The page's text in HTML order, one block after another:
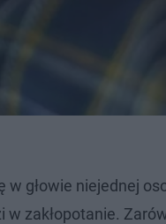
głowie niejednej
zakłopotanie.